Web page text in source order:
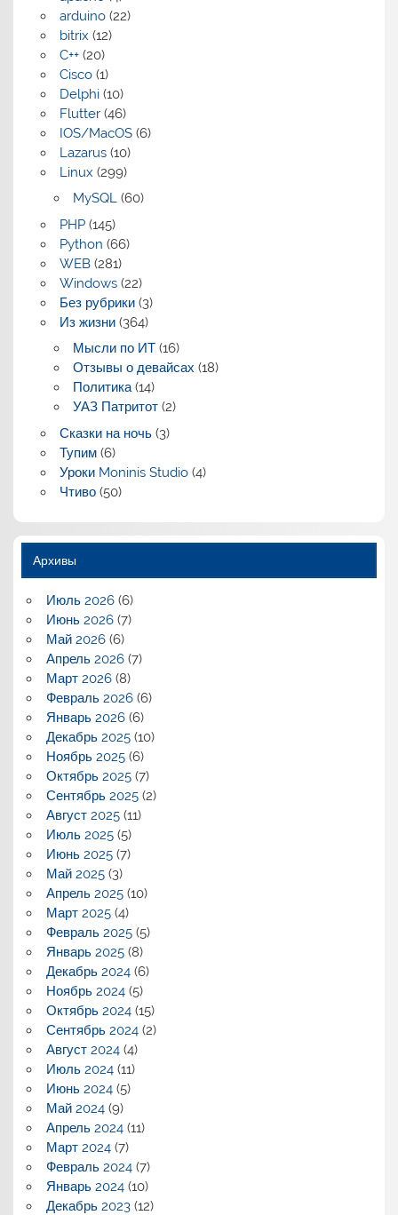
arduino(22)
bitrix (12)
C++(20)
Cisco(1)
Delphi(10)
Flutter(46)
IOS/MacOS(6)
Lazarus(10)
Linux (299)
MySQL(60)
PHP(145)
Python (66)
WEB(281)
Windows(22)
Без рубрики(3)
Из жизни(364)
Мысли по ИТ(16)
Отзывы о девайсах (18)
Политика(14)
УАЗ Патритот(2)
Сказки на ночь(3)
Тупим(6)
Уроки Moninis Studio(4)
Чтиво(50)
Архивы
Июль 2026(6)
Июнь 2026(7)
Май 2026(6)
Апрель 2026(7)
Март 2026(8)
Февраль 2026(6)
Январь 2026(6)
Декабрь 2025(10)
Ноябрь 2025(6)
Октябрь 2025(7)
Сентябрь 2025(2)
Август 2025(11)
Июль 2025(5)
Июнь 2025(7)
Май 2025(3)
Апрель 2025(10)
Март 2025(4)
Февраль 2025(5)
Январь 2025(8)
Декабрь 2024(6)
Ноябрь 2024(5)
Октябрь 2024(15)
Сентябрь 2024(2)
Август 2024(4)
Июль 2024(11)
Июнь 2024(5)
Май 2024(9)
Апрель 2024(11)
Март 2024(7)
Февраль 2024(7)
Январь 2024(10)
Декабрь 2023(12)